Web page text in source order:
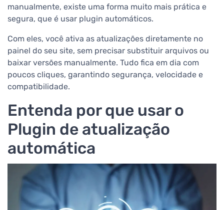
manualmente, existe uma forma muito mais prática e
segura, que é usar plugin automáticos.
Com eles, você ativa as atualizações diretamente no
painel do seu site, sem precisar substituir arquivos ou
baixar versões manualmente. Tudo fica em dia com
poucos cliques, garantindo segurança, velocidade e
compatibilidade.
Entenda por que usar o
Plugin de atualização
automática